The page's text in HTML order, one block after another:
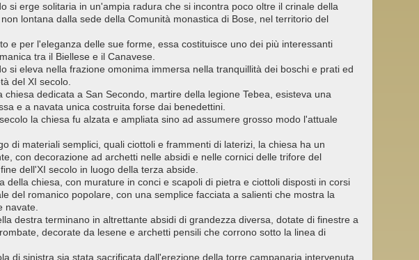
si erge solitaria in un'ampia radura che si incontra poco oltre il crinale della
lontana dalla sede della Comunità monastica di Bose, nel territorio del
e per l'eleganza delle sue forme, essa costituisce uno dei più interessanti
tra il Biellese e il Canavese.
si eleva nella frazione omonima immersa nella tranquillità dei boschi e prati ed
del XI secolo.
chiesa dedicata a San Secondo, martire della legione Tebea, esisteva una
e a navata unica costruita forse dai benedettini.
la chiesa fu alzata e ampliata sino ad assumere grosso modo l'attuale
di materiali semplici, quali ciottoli e frammenti di laterizi, la chiesa ha un
con decorazione ad archetti nelle absidi e nelle cornici delle trifore del
dell'XI secolo in luogo della terza abside.
della chiesa, con murature in conci e scapoli di pietra e ciottoli disposti in corsi
del romanico popolare, con una semplice facciata a salienti che mostra la
navate.
destra terminano in altrettante absidi di grandezza diversa, dotate di finestre a
decorate da lesene e archetti pensili che corrono sotto la linea di
di sinistra sia stata sacrificata dall'erezione della torre campanaria intervenuta